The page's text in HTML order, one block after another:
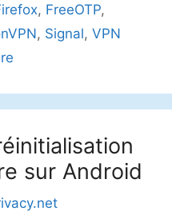
, FreeOTP,
, Signal, VPN
sur Android